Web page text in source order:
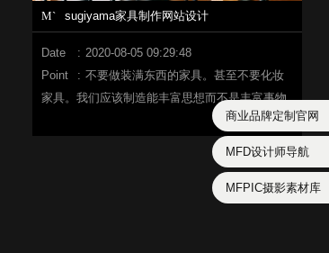
M` sugiyama家具制作网站设计
Date : 2020-08-05 09:29:48
Point
: 不要做装满东西的家具。甚至不要化妆
家具。我们应该制造能丰富思想而不是丰富事物
商业品牌定制官网
MFD设计师导航
MFPIC摄影素材库